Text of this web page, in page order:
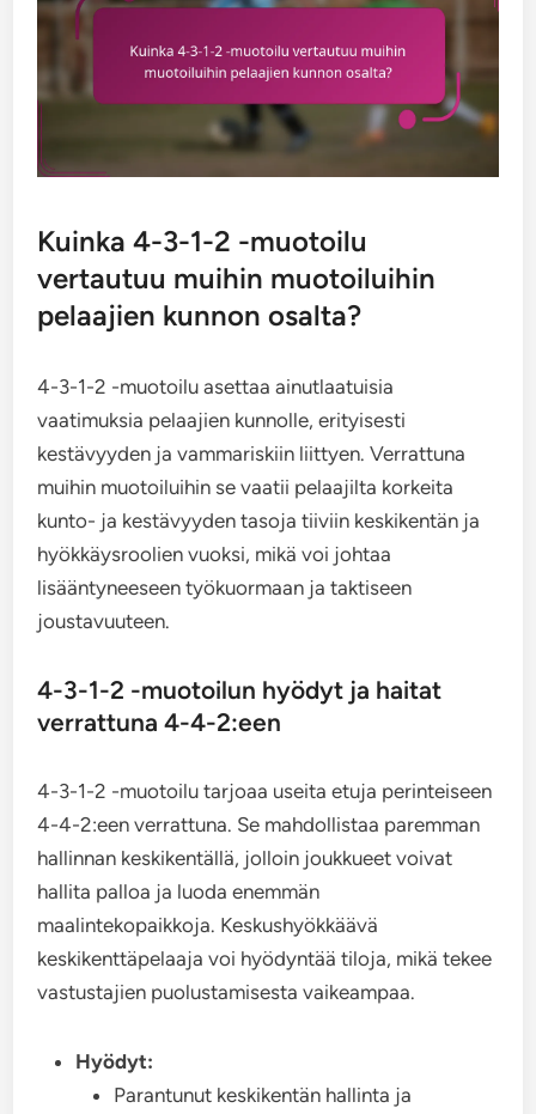
Kuinka 4-3-1-2 -muotoilu
vertautuu muihin muotoiluihin
pelaajien kunnon osalta?
4-3-1-2 -muotoilu asettaa ainutlaatuisia
vaatimuksia pelaajien kunnolle, erityisesti
kestävyyden ja vammariskiin liittyen. Verrattuna
muihin muotoiluihin se vaatii pelaajilta korkeita
kunto- ja kestävyyden tasoja tiiviin keskikentän ja
hyökkäysroolien vuoksi, mikä voi johtaa
lisääntyneeseen työkuormaan ja taktiseen
joustavuuteen.
4-3-1-2 -muotoilun hyödyt ja haitat
verrattuna 4-4-2:een
4-3-1-2 -muotoilu tarjoaa useita etuja perinteiseen
4-4-2:een verrattuna. Se mahdollistaa paremman
hallinnan keskikentällä, jolloin joukkueet voivat
hallita palloa ja luoda enemmän
maalintekopaikkoja. Keskushyökkäävä
keskikenttäpelaaja voi hyödyntää tiloja, mikä tekee
vastustajien puolustamisesta vaikeampaa.
Hyödyt:
Parantunut keskikentän hallinta ja